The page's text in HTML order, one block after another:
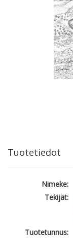
Tuotetiedot
Nimeke:
Tekijät:
Tuotetunnus: